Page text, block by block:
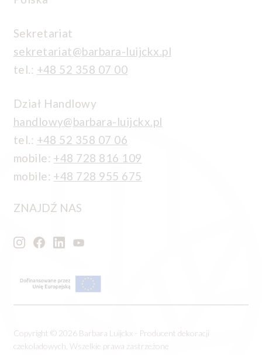
Sekretariat
sekretariat@barbara-luijckx.pl
tel.: +48 52 358 07 00
Dział Handlowy
handlowy@barbara-luijckx.pl
tel.: +48 52 358 07 06
mobile: +48 728 816 109
mobile: +48 728 955 675
ZNAJDŹ NAS
Copyright © 2026 Barbara Luijckx - Producent dekoracji
czekoladowych, Wszelkie prawa zastrzeżone